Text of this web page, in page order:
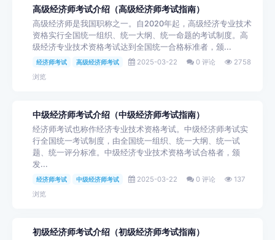
高级经济师考试介绍（高级经济师考试指南）
高级经济师是我国职称之一。自2020年起，高级经济专业技术
资格实行全国统一组织、统一大纲、统一命题的考试制度。高
级经济专业技术资格考试达到全国统一合格标准者，颁...
经济师考试 高级经济师考试 2025-03-22 0 评论
2758
浏览
中级经济师考试介绍（中级经济师考试指南）
经济师考试也称作经济专业技术资格考试。中级经济师考试实
行全国统一考试制度，由全国统一组织、统一大纲、统一试
题、统一评分标准。中级经济专业技术资格考试合格者，颁
发...
经济师考试 中级经济师考试 2025-03-22 0 评论
137
浏览
初级经济师考试介绍（初级经济师考试指南）